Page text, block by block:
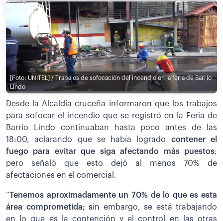
[Foto: UNITEL] / Trabajos de sofocación del incendio en la feria de Barrio
Lindo
Desde la Alcaldía cruceña informaron que los trabajos
para sofocar el incendio que se registró en la Feria de
Barrio Lindo continuaban hasta poco antes de las
18:00, aclarando que se había logrado contener el
fuego para evitar que siga afectando más puestos;
pero señaló que esto dejó al menos 70% de
afectaciones en el comercial.
“Tenemos aproximadamente un 70% de lo que es esta
área comprometida; sin embargo, se está trabajando
en lo que es la contención y el control en las otras